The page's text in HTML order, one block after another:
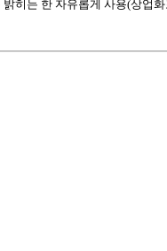
히는 한 자유롭게 사용(상업